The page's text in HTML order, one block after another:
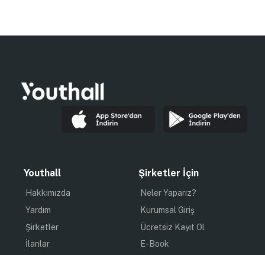
Youthall
Hakkımızda
Yardım
Şirketler
İlanlar
Şirketler İçin
Neler Yaparız?
Kurumsal Giriş
Ücretsiz Kayıt Ol
E-Book